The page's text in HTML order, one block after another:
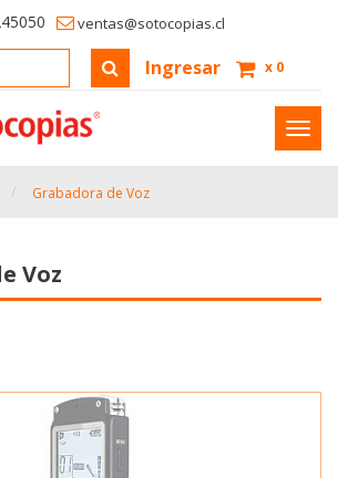
ventas@sotocopias.cl
Ingresar x 0
Grabadora de Voz
Voz